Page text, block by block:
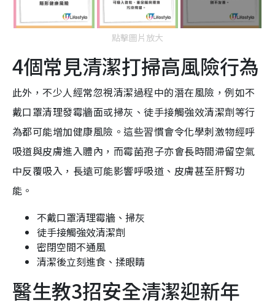
點擊圖片放大
4個常見清潔打掃高風險行為
此外，不少人經常忽視清潔過程中的潛在風險，例如不
戴口罩清理發霉牆面或掃灰、徒手接觸強效清潔劑等行
為都可能增加健康風險。這些習慣會令化學刺激物經呼
吸道與皮膚進入體內，而霉菌孢子亦會長時間滯留空氣
中反覆吸入，長遠可能影響呼吸道、皮膚甚至肝腎功
能。
不戴口罩清理霉牆、掃灰
徒手接觸強效清潔劑
密閉空間不通風
清潔後立刻進食、揉眼睛
醫生教3招安全清潔迎新年